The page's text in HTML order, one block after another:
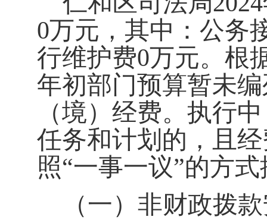
0万元，其中：公务
行维护费0万元。根
年初部门预算暂未
（境）经费。执行
任务和计划的，且
照“一事一议”的方
（一）非财政拨